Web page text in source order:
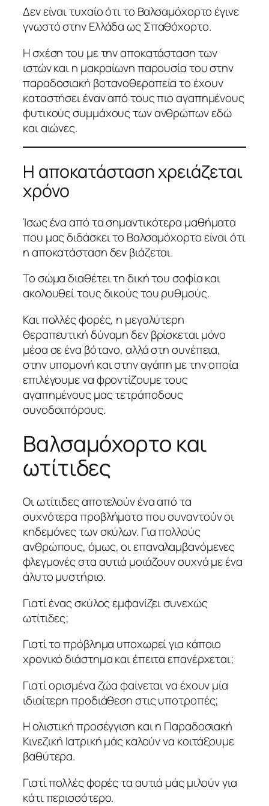
Δεν είναι τυχαίο ότι το Βαλσαμόχορτο έγινε
γνωστό στην Ελλάδα ως Σπαθόχορτο.
Η σχέση του με την αποκατάσταση των
ιστών και η μακραίωνη παρουσία του στην
παραδοσιακή βοτανοθεραπεία το έχουν
καταστήσει έναν από τους πιο αγαπημένους
φυτικούς συμμάχους των ανθρώπων εδώ
και αιώνες.
Η αποκατάσταση χρειάζεται
χρόνο
Ίσως ένα από τα σημαντικότερα μαθήματα
που μας διδάσκει το Βαλσαμόχορτο είναι ότι
η αποκατάσταση δεν βιάζεται.
Το σώμα διαθέτει τη δική του σοφία και
ακολουθεί τους δικούς του ρυθμούς.
Και πολλές φορές, η μεγαλύτερη
θεραπευτική δύναμη δεν βρίσκεται μόνο
μέσα σε ένα βότανο, αλλά στη συνέπεια,
στην υπομονή και στην αγάπη με την οποία
επιλέγουμε να φροντίζουμε τους
αγαπημένους μας τετράποδους
συνοδοιπόρους.
Βαλσαμόχορτο και
ωτίτιδες
Οι ωτίτιδες αποτελούν ένα από τα
συχνότερα προβλήματα που συναντούν οι
κηδεμόνες των σκύλων. Για πολλούς
ανθρώπους, όμως, οι επαναλαμβανόμενες
φλεγμονές στα αυτιά μοιάζουν συχνά με ένα
άλυτο μυστήριο.
Γιατί ένας σκύλος εμφανίζει συνεχώς
ωτίτιδες;
Γιατί το πρόβλημα υποχωρεί για κάποιο
χρονικό διάστημα και έπειτα επανέρχεται;
Γιατί ορισμένα ζώα φαίνεται να έχουν μία
ιδιαίτερη προδιάθεση στις υποτροπές;
Η ολιστική προσέγγιση και η Παραδοσιακή
Κινεζική Ιατρική μάς καλούν να κοιτάξουμε
βαθύτερα.
Γιατί πολλές φορές τα αυτιά μάς μιλούν για
κάτι περισσότερο.